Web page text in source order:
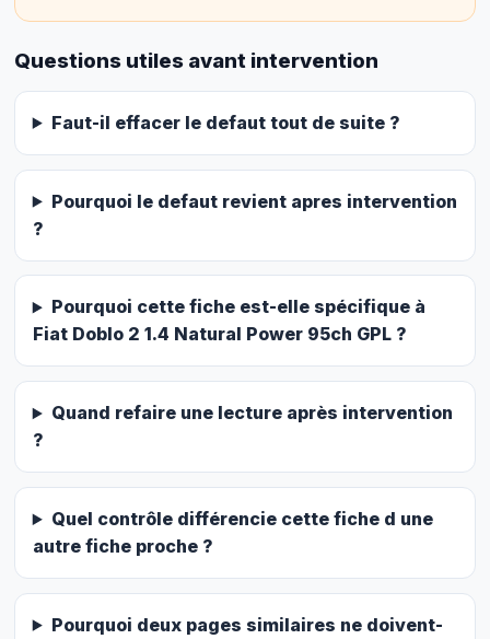
Questions utiles avant intervention
Faut-il effacer le defaut tout de suite ?
Pourquoi le defaut revient apres intervention
?
Pourquoi cette fiche est-elle spécifique à
Fiat Doblo 2 1.4 Natural Power 95ch GPL ?
Quand refaire une lecture après intervention
?
Quel contrôle différencie cette fiche d une
autre fiche proche ?
Pourquoi deux pages similaires ne doivent-